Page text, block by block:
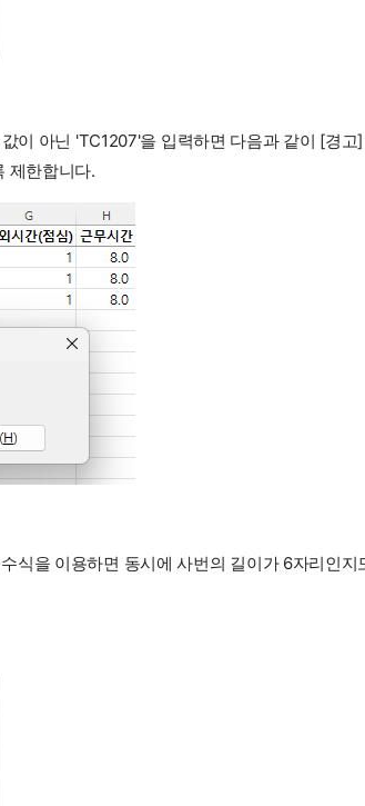
이 아닌 'TC1207'을 입력하면 다음과 같이 [경고
제한합니다.
식을 이용하면 동시에 사번의 길이가 6자리인지